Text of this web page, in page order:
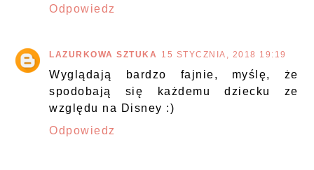
Odpowiedz
LAZURKOWA SZTUKA 15 STYCZNIA, 2018 19:19
Wyglądają bardzo fajnie, myślę, że
spodobają się każdemu dziecku ze
względu na Disney :)
Odpowiedz